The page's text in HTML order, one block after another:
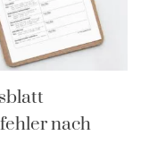
nach